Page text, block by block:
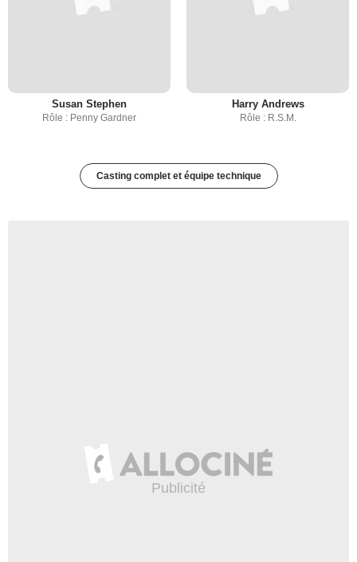
Susan Stephen
Rôle : Penny Gardner
Harry Andrews
Rôle : R.S.M.
Casting complet et équipe technique